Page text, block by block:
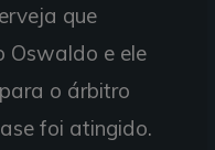
que
Oswaldo e ele
o árbitro
foi atingido.